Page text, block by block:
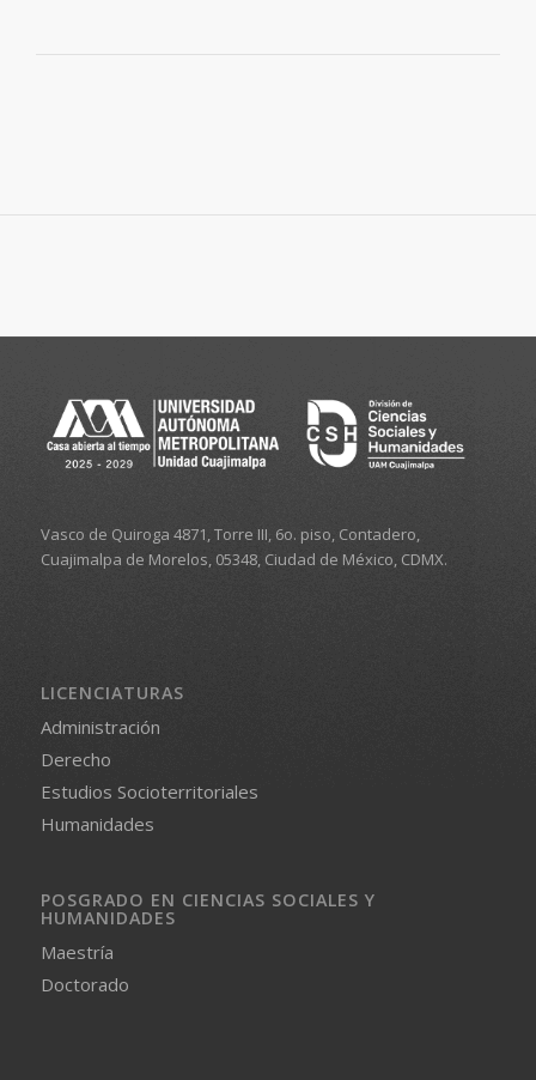
Vasco de Quiroga 4871, Torre III, 6o. piso, Contadero,
Cuajimalpa de Morelos, 05348, Ciudad de México, CDMX.
LICENCIATURAS
Administración
Derecho
Estudios Socioterritoriales
Humanidades
POSGRADO EN CIENCIAS SOCIALES Y
HUMANIDADES
Maestría
Doctorado